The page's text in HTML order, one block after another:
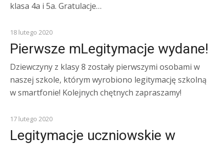
klasa 4a i 5a. Gratulacje…
Z ŻYCIA SZKOŁY
18 lutego 2020
Pierwsze mLegitymacje wydane!
Dziewczyny z klasy 8 zostały pierwszymi osobami w
naszej szkole, którym wyrobiono legitymację szkolną
w smartfonie! Kolejnych chętnych zapraszamy!
KOMUNIKATY
17 lutego 2020
Legitymacje uczniowskie w